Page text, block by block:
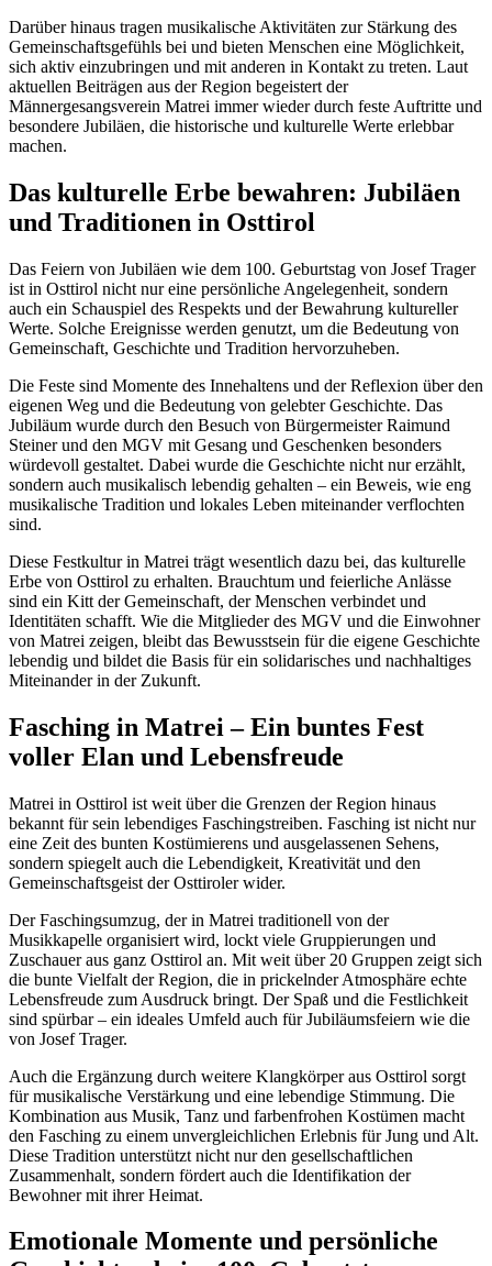
Darüber hinaus tragen musikalische Aktivitäten zur Stärkung des
Gemeinschaftsgefühls bei und bieten Menschen eine Möglichkeit,
sich aktiv einzubringen und mit anderen in Kontakt zu treten. Laut
aktuellen Beiträgen aus der Region begeistert der
Männergesangsverein Matrei immer wieder durch feste Auftritte und
besondere Jubiläen, die historische und kulturelle Werte erlebbar
machen.
Das kulturelle Erbe bewahren: Jubiläen
und Traditionen in Osttirol
Das Feiern von Jubiläen wie dem 100. Geburtstag von Josef Trager
ist in Osttirol nicht nur eine persönliche Angelegenheit, sondern
auch ein Schauspiel des Respekts und der Bewahrung kultureller
Werte. Solche Ereignisse werden genutzt, um die Bedeutung von
Gemeinschaft, Geschichte und Tradition hervorzuheben.
Die Feste sind Momente des Innehaltens und der Reflexion über den
eigenen Weg und die Bedeutung von gelebter Geschichte. Das
Jubiläum wurde durch den Besuch von Bürgermeister Raimund
Steiner und den MGV mit Gesang und Geschenken besonders
würdevoll gestaltet. Dabei wurde die Geschichte nicht nur erzählt,
sondern auch musikalisch lebendig gehalten – ein Beweis, wie eng
musikalische Tradition und lokales Leben miteinander verflochten
sind.
Diese Festkultur in Matrei trägt wesentlich dazu bei, das kulturelle
Erbe von Osttirol zu erhalten. Brauchtum und feierliche Anlässe
sind ein Kitt der Gemeinschaft, der Menschen verbindet und
Identitäten schafft. Wie die Mitglieder des MGV und die Einwohner
von Matrei zeigen, bleibt das Bewusstsein für die eigene Geschichte
lebendig und bildet die Basis für ein solidarisches und nachhaltiges
Miteinander in der Zukunft.
Fasching in Matrei – Ein buntes Fest
voller Elan und Lebensfreude
Matrei in Osttirol ist weit über die Grenzen der Region hinaus
bekannt für sein lebendiges Faschingstreiben. Fasching ist nicht nur
eine Zeit des bunten Kostümierens und ausgelassenen Sehens,
sondern spiegelt auch die Lebendigkeit, Kreativität und den
Gemeinschaftsgeist der Osttiroler wider.
Der Faschingsumzug, der in Matrei traditionell von der
Musikkapelle organisiert wird, lockt viele Gruppierungen und
Zuschauer aus ganz Osttirol an. Mit weit über 20 Gruppen zeigt sich
die bunte Vielfalt der Region, die in prickelnder Atmosphäre echte
Lebensfreude zum Ausdruck bringt. Der Spaß und die Festlichkeit
sind spürbar – ein ideales Umfeld auch für Jubiläumsfeiern wie die
von Josef Trager.
Auch die Ergänzung durch weitere Klangkörper aus Osttirol sorgt
für musikalische Verstärkung und eine lebendige Stimmung. Die
Kombination aus Musik, Tanz und farbenfrohen Kostümen macht
den Fasching zu einem unvergleichlichen Erlebnis für Jung und Alt.
Diese Tradition unterstützt nicht nur den gesellschaftlichen
Zusammenhalt, sondern fördert auch die Identifikation der
Bewohner mit ihrer Heimat.
Emotionale Momente und persönliche